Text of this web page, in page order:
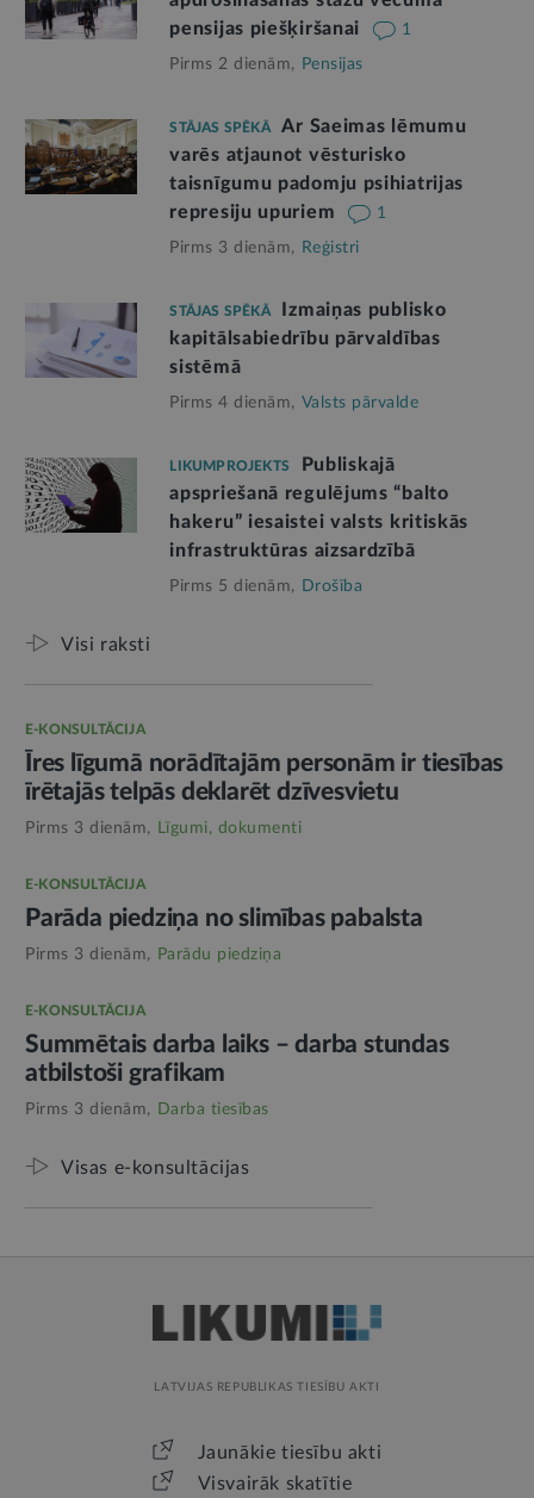
pensijas piešķiršanai
1
Pirms 2 dienām, Pensijas
STĀJAS SPĒKĀ
Ar Saeimas lēmumu
varēs atjaunot vēsturisko
taisnīgumu padomju psihiatrijas
represiju upuriem
1
Pirms 3 dienām, Reģistri
STĀJAS SPĒKĀ
Izmaiņas publisko
kapitālsabiedrību pārvaldības
sistēmā
Pirms 4 dienām, Valsts pārvalde
LIKUMPROJEKTS
Publiskajā
apspriešanā regulējums “balto
hakeru” iesaistei valsts kritiskās
infrastruktūras aizsardzībā
Pirms 5 dienām, Drošība
Visi raksti
E-KONSULTĀCIJA
Īres līgumā norādītajām personām ir tiesības
īrētajās telpās deklarēt dzīvesvietu
Pirms 3 dienām, Līgumi, dokumenti
E-KONSULTĀCIJA
Parāda piedziņa no slimības pabalsta
Pirms 3 dienām, Parādu piedziņa
E-KONSULTĀCIJA
Summētais darba laiks – darba stundas
atbilstoši grafikam
Pirms 3 dienām, Darba tiesības
Visas e-konsultācijas
LATVIJAS REPUBLIKAS TIESĪBU AKTI
Jaunākie tiesību akti
Visvairāk skatītie